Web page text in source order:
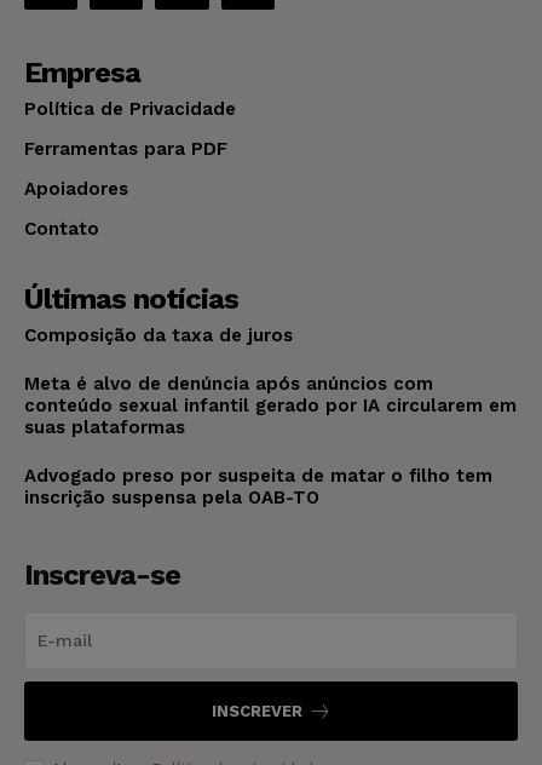
Empresa
Política de Privacidade
Ferramentas para PDF
Apoiadores
Contato
Últimas notícias
Composição da taxa de juros
Meta é alvo de denúncia após anúncios com
conteúdo sexual infantil gerado por IA circularem em
suas plataformas
Advogado preso por suspeita de matar o filho tem
inscrição suspensa pela OAB-TO
Inscreva-se
INSCREVER